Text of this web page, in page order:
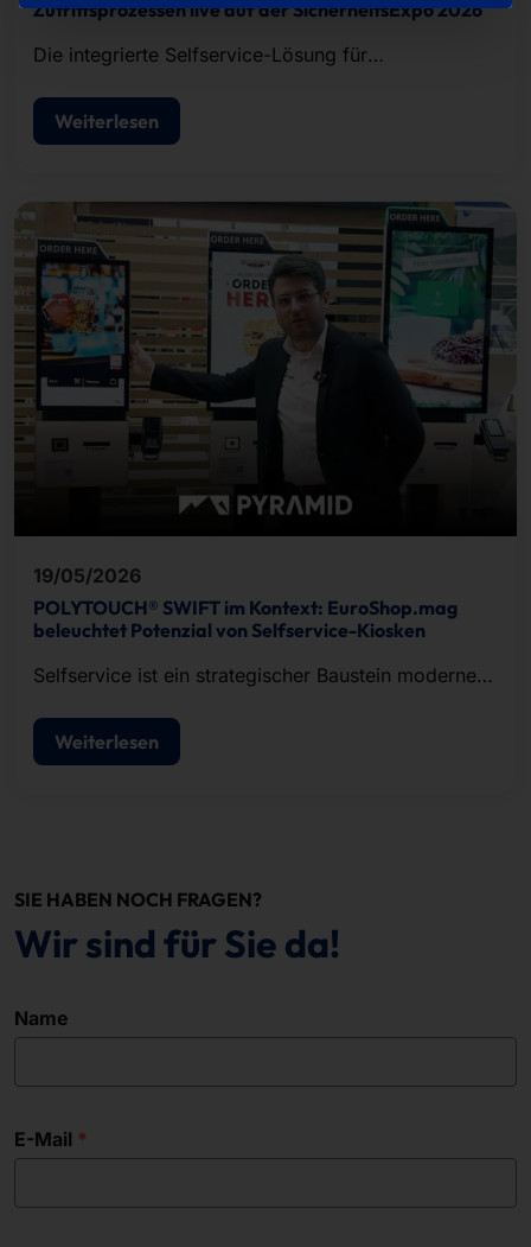
Zutrittsprozessen live auf der SicherheitsExpo 2026
Die integrierte Selfservice-Lösung für
Zutrittskontrolle.
Weiterlesen
19/05/2026
POLYTOUCH® SWIFT im Kontext: EuroShop.mag
beleuchtet Potenzial von Selfservice-Kiosken
Selfservice ist ein strategischer Baustein moderner
Weiterlesen
SIE HABEN NOCH FRAGEN?
Wir sind für Sie da!
Name
E-Mail